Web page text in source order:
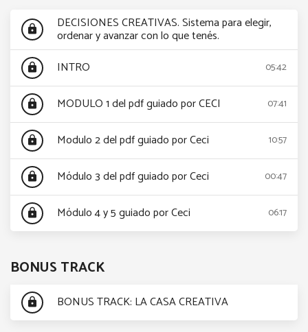
lock DECISIONES CREATIVAS. Sistema para elegir,
ordenar y avanzar con lo que tenés.
lock INTRO 05:42
lock MODULO 1 del pdf guiado por CECI 07:41
lock Modulo 2 del pdf guiado por Ceci 10:57
lock Módulo 3 del pdf guiado por Ceci 00:47
lock Módulo 4 y 5 guiado por Ceci 06:17
BONUS TRACK
lock BONUS TRACK: LA CASA CREATIVA